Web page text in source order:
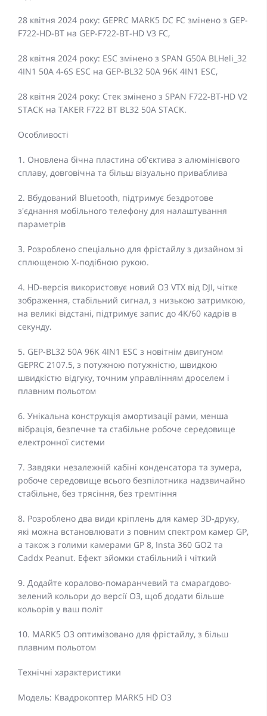
28 квітня 2024 року: GEPRC MARK5 DC FC змінено з GEP-
F722-HD-BT на GEP-F722-BT-HD V3 FC,
28 квітня 2024 року: ESC змінено з SPAN G50A BLHeli_32
4IN1 50A 4-6S ESC на GEP-BL32 50A 96K 4IN1 ESC,
28 квітня 2024 року: Стек змінено з SPAN F722-BT-HD V2
STACK на TAKER F722 BT BL32 50A STACK.
Особливості
1. Оновлена бічна пластина об'єктива з алюмінієвого
сплаву, довговічна та більш візуально приваблива
2. Вбудований Bluetooth, підтримує бездротове
з'єднання мобільного телефону для налаштування
параметрів
3. Розроблено спеціально для фрістайлу з дизайном зі
сплющеною Х-подібною рукою.
4. HD-версія використовує новий O3 VTX від DJI, чітке
зображення, стабільний сигнал, з низькою затримкою,
на великі відстані, підтримує запис до 4K/60 кадрів в
секунду.
5. GEP-BL32 50A 96K 4IN1 ESC з новітнім двигуном
GEPRC 2107.5, з потужною потужністю, швидкою
швидкістю відгуку, точним управлінням дроселем і
плавним польотом
6. Унікальна конструкція амортизації рами, менша
вібрація, безпечне та стабільне робоче середовище
електронної системи
7. Завдяки незалежній кабіні конденсатора та зумера,
робоче середовище всього безпілотника надзвичайно
стабільне, без трясіння, без тремтіння
8. Розроблено два види кріплень для камер 3D-друку,
які можна встановлювати з повним спектром камер GP,
а також з голими камерами GP 8, Insta 360 GO2 та
Caddx Peanut. Ефект зйомки стабільний і чіткий
9. Додайте коралово-помаранчевий та смарагдово-
зелений кольори до версії O3, щоб додати більше
кольорів у ваш політ
10. MARK5 O3 оптимізовано для фрістайлу, з більш
плавним польотом
Технічні характеристики
Модель: Квадрокоптер MARK5 HD O3